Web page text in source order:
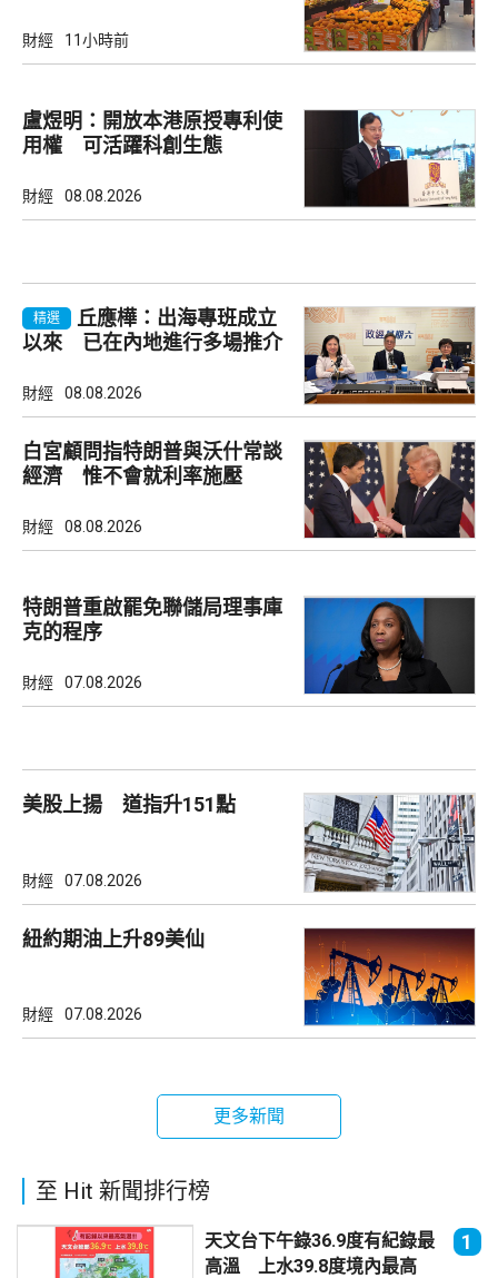
財經 11小時前
盧煜明：開放本港原授專利使
用權 可活躍科創生態
財經 08.08.2026
精選
丘應樺：出海專班成立
以來 已在內地進行多場推介
財經 08.08.2026
白宮顧問指特朗普與沃什常談
經濟 惟不會就利率施壓
財經 08.08.2026
特朗普重啟罷免聯儲局理事庫
克的程序
財經 07.08.2026
美股上揚 道指升151點
財經 07.08.2026
紐約期油上升89美仙
財經 07.08.2026
更多新聞
至 Hit 新聞排行榜
天文台下午錄36.9度有紀錄最
高溫 上水39.8度境內最高
1